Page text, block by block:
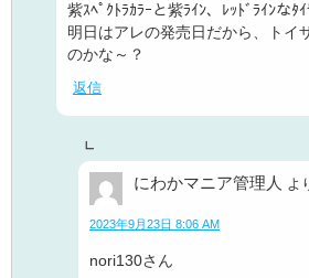
紫ｽﾍﾟｸﾄﾗｶﾗｰと紫ﾗｲﾝ、ﾚｯﾄﾞﾗｲﾝなﾀ
明日はアレの発売日だから、トイ
のかな～？
返信
にわかマニア管理人 よ
2023年9月23日 8:06 AM
nori130さん